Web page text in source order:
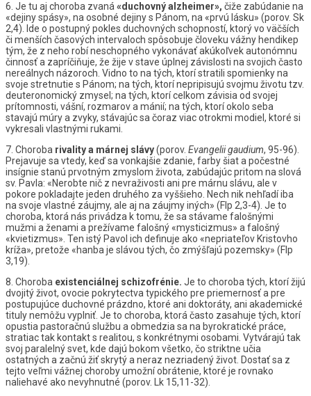
6. Je tu aj choroba zvaná «duchovnýalzheimer», čiže zabúdanie na
«dejiny spásy», na osobné dejiny s Pánom, na «prvú lásku» (porov. Sk
2,4). Ide o postupný pokles duchovných schopností, ktorý vo väčších
či menších časových intervaloch spôsobuje človeku vážny hendikep
tým, že z neho robí neschopného vykonávať akúkoľvek autonómnu
činnosť a zapríčiňuje, že žije v stave úplnej závislosti na svojich často
nereálnych názoroch. Vidno to na tých, ktorí stratili spomienky na
svoje stretnutie s Pánom; na tých, ktorí nepripisujú svojmu životu tzv.
deuteronomický zmysel; na tých, ktorí celkom závisia od svojej
prítomnosti, vášní, rozmarov a mánií; na tých, ktorí okolo seba
stavajú múry a zvyky, stávajúc sa čoraz viac otrokmi modiel, ktoré si
vykresali vlastnými rukami.
7. Choroba rivalitya márnej slávy(porov. Evangeliigaudium, 95-96).
Prejavuje sa vtedy, keď sa vonkajšie zdanie, farby šiat a počestné
insígnie stanú prvotným zmyslom života, zabúdajúc pritom na slová
sv. Pavla: «Nerobte nič z nevraživosti ani pre márnu slávu, ale v
pokore pokladajte jeden druhého za vyššieho. Nech nik nehľadí iba
na svoje vlastné záujmy, ale aj na záujmy iných» (Flp 2,3-4). Je to
choroba, ktorá nás privádza k tomu, že sa stávame falošnými
mužmi a ženami a prežívame falošný «mysticizmus» a falošný
«kvietizmus». Ten istý Pavol ich definuje ako «nepriateľov Kristovho
kríža», pretože «hanba je slávou tých, čo zmýšľajú pozemsky» (Flp
3,19).
8. Choroba existenciálnej schizofrénie. Je to choroba tých, ktorí žijú
dvojitý život, ovocie pokrytectva typického pre priemernosť a pre
postupujúce duchovné prázdno, ktoré ani doktoráty, ani akademické
tituly nemôžu vyplniť. Je to choroba, ktorá často zasahuje tých, ktorí
opustia pastoračnú službu a obmedzia sa na byrokratické práce,
stratiac tak kontakt s realitou, s konkrétnymi osobami. Vytvárajú tak
svoj paralelný svet, kde dajú bokom všetko, čo striktne učia
ostatných a začnú žiť skrytý a neraz nezriadený život. Dostať sa z
tejto veľmi vážnej choroby umožní obrátenie, ktoré je rovnako
naliehavé ako nevyhnutné (porov. Lk 15,11-32).